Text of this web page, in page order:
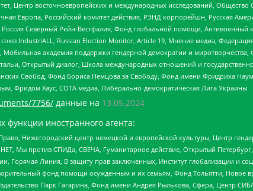
Центр восточноевропейских и международных исследований,
Европа, Российский комитет действия, РЭНД корпорейшн, Русская
Северный Рейн-Вестфалия, Фонд глобальной помощи, Антивоенный
IndustriALL, Russian Election Monitor, Article 19, Мнение медиа,
академия поддержки гендерной демократии и
Открытый диалог, Школа международных отношений и
Свобод, Фонд Бориса Немцова за Свободу, Фонд имени Фридриха
Фридом Хаус, СОТА медиа, Либерально-демократическая Лига Украины
7756/ данные на 13.05.2024
иностранного агента:
Нижегородский центр немецкой и европейской культуры, Центр
Мы против СПИДа, СВЕЧА, Гуманитарное действие, Открытый
Горячая Линия, В защиту прав заключенных, Институт глобализации
фонд помощи осужденным и их семьям, Фонд Тольятти, Новое
Парк Гагарина, Фонд имени Андрея Рылькова, Сфера, Центр